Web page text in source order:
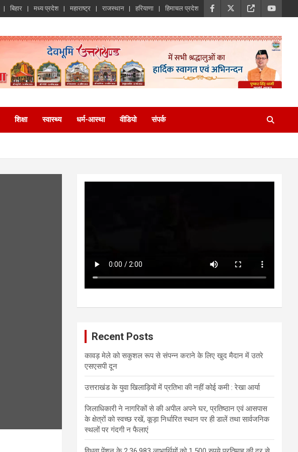
बिहार मध्य प्रदेश महाराष्ट्र राजस्थान हरियाणा हिमाचल प्रदेश
शिक्षा स्वास्थ्य धर्म-आस्था वीडियो संपर्क
Recent Posts
कावड़ मेले को सकुशल रूप से संपन्न कराने के लिए खुद मैदान में उतरे
एसएसपी दून
उत्तराखंड के युवा खिलाड़ियों में प्रतिभा की नहीं कोई कमी : रेखा आर्या
जिलाधिकारी ने नागरिकों से की अपील अपने घर, प्रतिष्ठान एवं आसपास
के क्षेत्रों को स्वच्छ रखें, कूड़ा निर्धारित स्थान पर ही डालें तथा सार्वजनिक
स्थलों पर गंदगी न फैलाएं